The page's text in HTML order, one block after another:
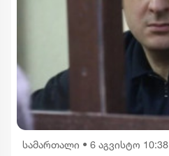
სამართალი • 6 აგვისტო 10:38